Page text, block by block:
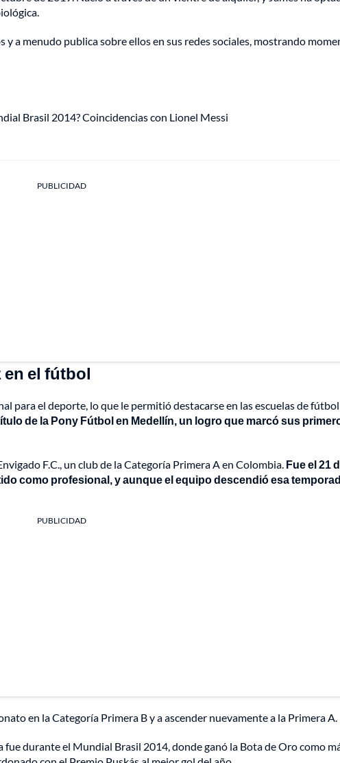
y a menudo publica sobre ellos en sus redes sociales, mostrando
Brasil 2014? Coincidencias con Lionel Messi
PUBLICIDAD
en el fútbol
para el deporte, lo que le permitió destacarse en las escuelas de fútbol
de la Pony Fútbol en Medellín, un logro que marcó sus
F.C., un club de la Categoría Primera A en Colombia. Fue el 21
como profesional, y aunque el equipo descendió esa
PUBLICIDAD
en la Categoría Primera B y a ascender nuevamente a la Primera A.
durante el Mundial Brasil 2014, donde ganó la Bota de Oro como